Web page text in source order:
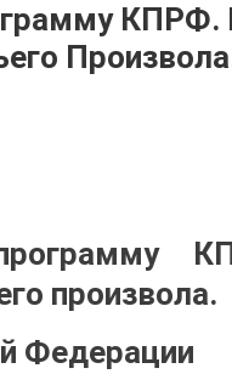
КПРФ.
произвола.
Федерации